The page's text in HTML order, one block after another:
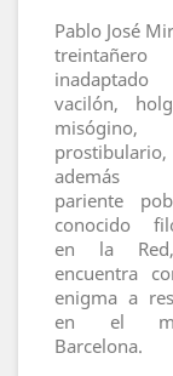
Pablo José
treintañero
vacilón,
misógino,
prostibulario,
pariente
conocido
en la
encuentra
enigma a
en el
Barcelona.